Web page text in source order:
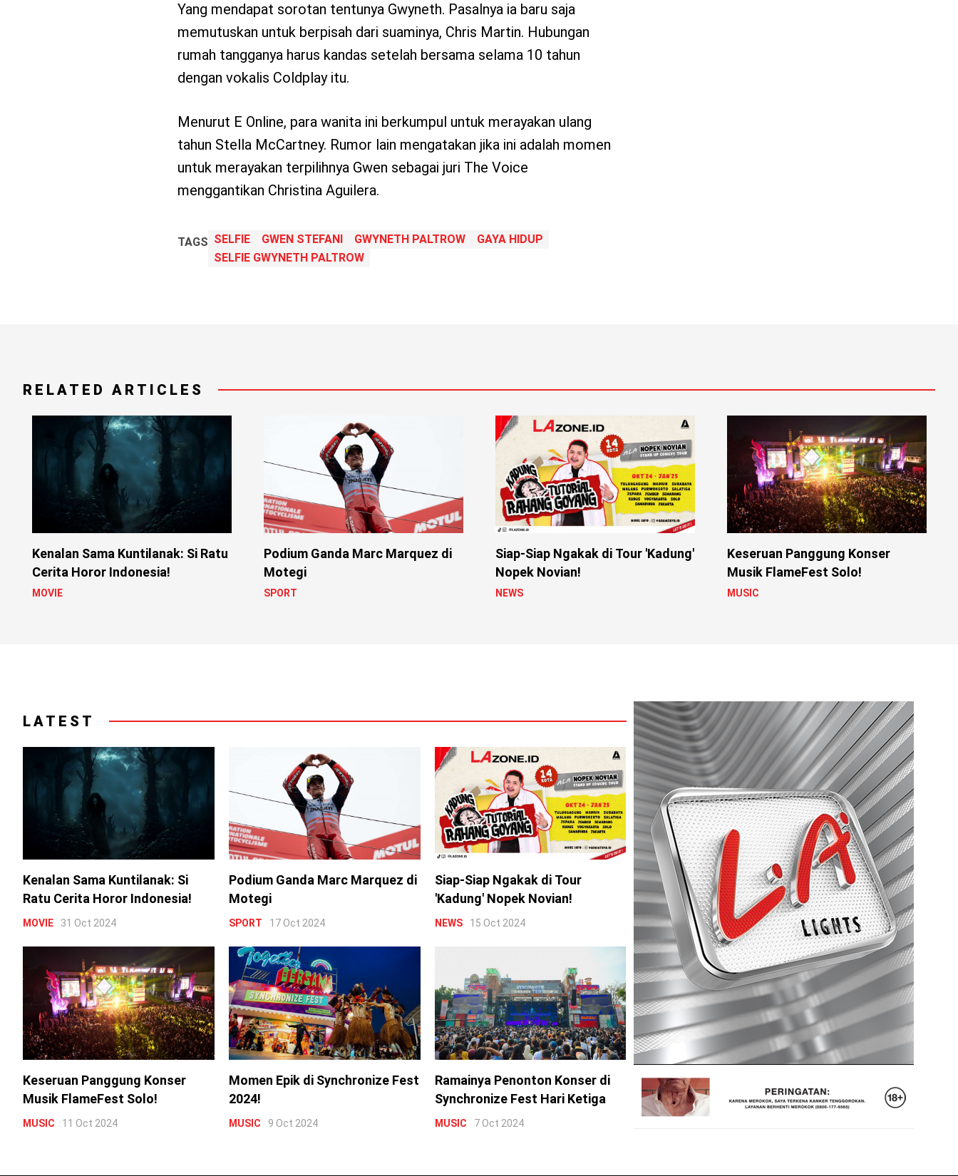
Yang mendapat sorotan tentunya Gwyneth. Pasalnya ia baru saja
memutuskan untuk berpisah dari suaminya, Chris Martin. Hubungan
rumah tangganya harus kandas setelah bersama selama 10 tahun
dengan vokalis Coldplay itu.
Menurut E Online, para wanita ini berkumpul untuk merayakan ulang
tahun Stella McCartney. Rumor lain mengatakan jika ini adalah momen
untuk merayakan terpilihnya Gwen sebagai juri The Voice
menggantikan Christina Aguilera.
TAGS SELFIE GWEN STEFANI GWYNETH PALTROW
GAYA HIDUP
SELFIE GWYNETH PALTROW
RELATED ARTICLES
Kenalan Sama Kuntilanak: Si Ratu
Cerita Horor Indonesia!
MOVIE
Podium Ganda Marc Marquez di
Motegi
SPORT
Siap-Siap Ngakak di Tour 'Kadung'
Nopek Novian!
NEWS
Keseruan Panggung Konser
Musik FlameFest Solo!
MUSIC
LATEST
Kenalan Sama Kuntilanak: Si
Ratu Cerita Horor Indonesia!
MOVIE 31 Oct 2024
Podium Ganda Marc Marquez di
Motegi
SPORT 17 Oct 2024
Siap-Siap Ngakak di Tour
'Kadung' Nopek Novian!
NEWS 15 Oct 2024
Keseruan Panggung Konser
Musik FlameFest Solo!
MUSIC 11 Oct 2024
Momen Epik di Synchronize Fest
2024!
MUSIC 9 Oct 2024
Ramainya Penonton Konser di
Synchronize Fest Hari Ketiga
MUSIC 7 Oct 2024